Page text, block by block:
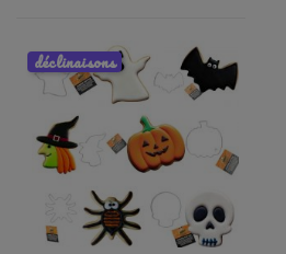
déclinaisons